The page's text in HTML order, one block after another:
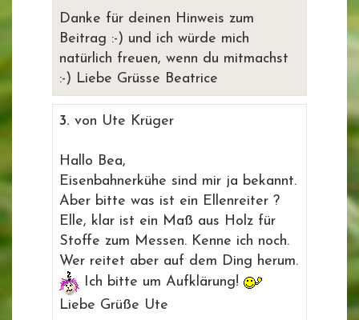
Danke für deinen Hinweis zum
Beitrag :-) und ich würde mich
natürlich freuen, wenn du mitmachst
:-) Liebe Grüsse Beatrice
3. von Ute Krüger
Hallo Bea,
Eisenbahnerkühe sind mir ja bekannt.
Aber bitte was ist ein Ellenreiter ?
Elle, klar ist ein Maß aus Holz für
Stoffe zum Messen. Kenne ich noch.
Wer reitet aber auf dem Ding herum.
Ich bitte um Aufklärung!
Liebe Grüße Ute